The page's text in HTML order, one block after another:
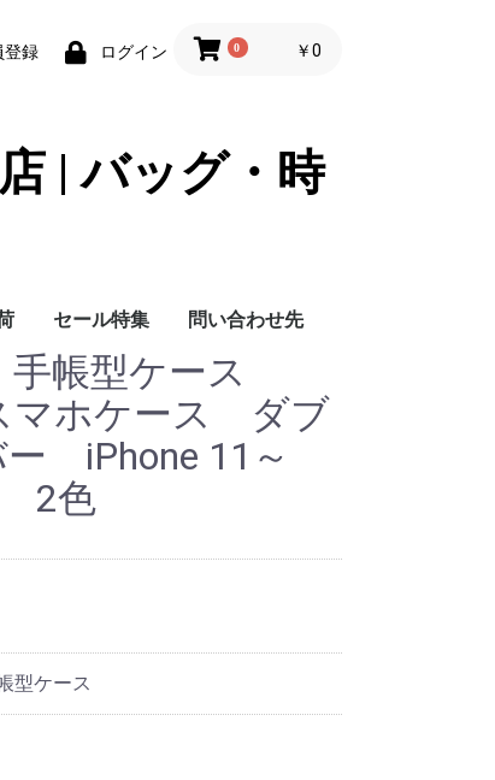
登録 ログイン 0 ￥0
| バッグ・時
セール特集 問い合わせ先
問い合わせ先
帳型ケース
マホケース ダブ
iPhone 11～
2色
型ケース